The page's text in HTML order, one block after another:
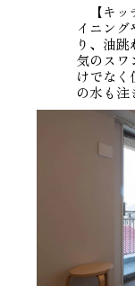
【キッ
イニン
り、油
気のスワ
けでなく
の水も注